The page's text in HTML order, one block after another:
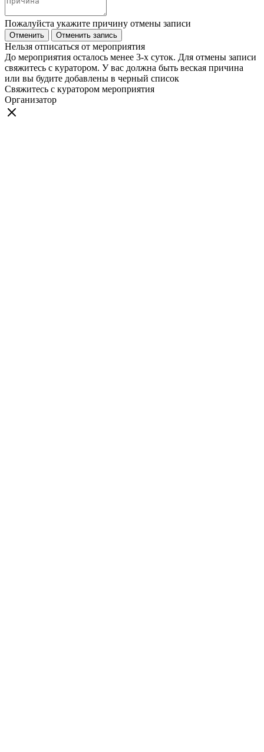
Пожалуйста укажите причину отмены записи
Отменить Отменить запись
Нельзя отписаться от мероприятия
До мероприятия осталось менее 3-х суток. Для отмены записи
свяжитесь с куратором. У вас должна быть веская причина
или вы будите добавлены в черный список
Свяжитесь с куратором мероприятия
Организатор